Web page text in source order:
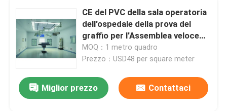
CE del PVC della sala operatoria
dell'ospedale della prova del
graffio per l'Assemblea veloce
dell'ospedale
MOQ：1 metro quadro
Prezzo：USD48 per square meter
Miglior prezzo Contattaci